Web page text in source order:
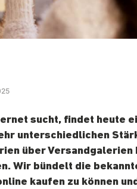
sucht, findet heute
unterschiedlichen
über Versandgalerien
Wir bündelt die
kaufen zu können